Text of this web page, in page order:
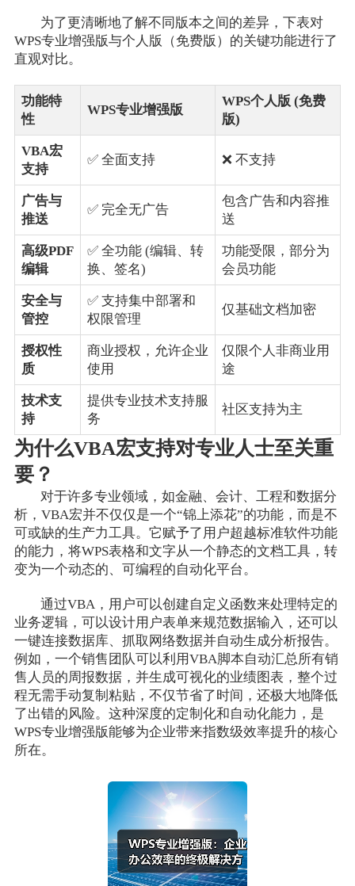
为了更清晰地了解不同版本之间的差异，下表对
WPS专业增强版与个人版（免费版）的关键功能进行了
直观对比。
功能特
性
WPS专业增强版
WPS个人版 (免费
版)
VBA宏
支持
✅ 全面支持 ❌ 不支持
广告与
推送
✅ 完全无广告
包含广告和内容推
送
高级PDF
编辑
✅ 全功能 (编辑、转
换、签名)
功能受限，部分为
会员功能
安全与
管控
✅ 支持集中部署和
权限管理
仅基础文档加密
授权性
质
商业授权，允许企业
使用
仅限个人非商业用
途
技术支
持
提供专业技术支持服
务
社区支持为主
为什么VBA宏支持对专业人士至关重
要？
对于许多专业领域，如金融、会计、工程和数据分
析，VBA宏并不仅仅是一个“锦上添花”的功能，而是不
可或缺的生产力工具。它赋予了用户超越标准软件功能
的能力，将WPS表格和文字从一个静态的文档工具，转
变为一个动态的、可编程的自动化平台。
通过VBA，用户可以创建自定义函数来处理特定的
业务逻辑，可以设计用户表单来规范数据输入，还可以
一键连接数据库、抓取网络数据并自动生成分析报告。
例如，一个销售团队可以利用VBA脚本自动汇总所有销
售人员的周报数据，并生成可视化的业绩图表，整个过
程无需手动复制粘贴，不仅节省了时间，还极大地降低
了出错的风险。这种深度的定制化和自动化能力，是
WPS专业增强版能够为企业带来指数级效率提升的核心
所在。